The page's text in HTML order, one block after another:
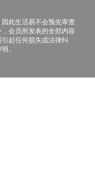
此生活易不会预先审查
会员所发表的全部内容
起任何损失或法律纠
。